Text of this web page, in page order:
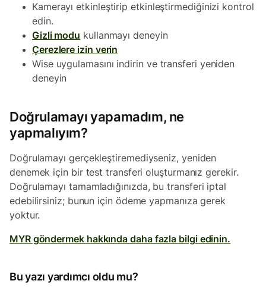
Kamerayı etkinleştirip etkinleştirmediğinizi kontrol
edin.
Gizli modu kullanmayı deneyin
Çerezlere izin verin
Wise uygulamasını indirin ve transferi yeniden
deneyin
Doğrulamayı yapamadım, ne
yapmalıyım?
Doğrulamayı gerçekleştiremediyseniz, yeniden
denemek için bir test transferi oluşturmanız gerekir.
Doğrulamayı tamamladığınızda, bu transferi iptal
edebilirsiniz; bunun için ödeme yapmanıza gerek
yoktur.
MYR göndermek hakkında daha fazla bilgi edinin.
Bu yazı yardımcı oldu mu?